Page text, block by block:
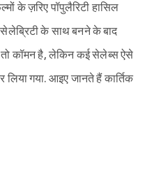
के ज़रिए पॉपुलैरिटी हासिल
के साथ बनने के बाद
तो कॉमन है, लेकिन कई सेलेब्स ऐसे
लिया गया. आइए जानते हैं कार्तिक